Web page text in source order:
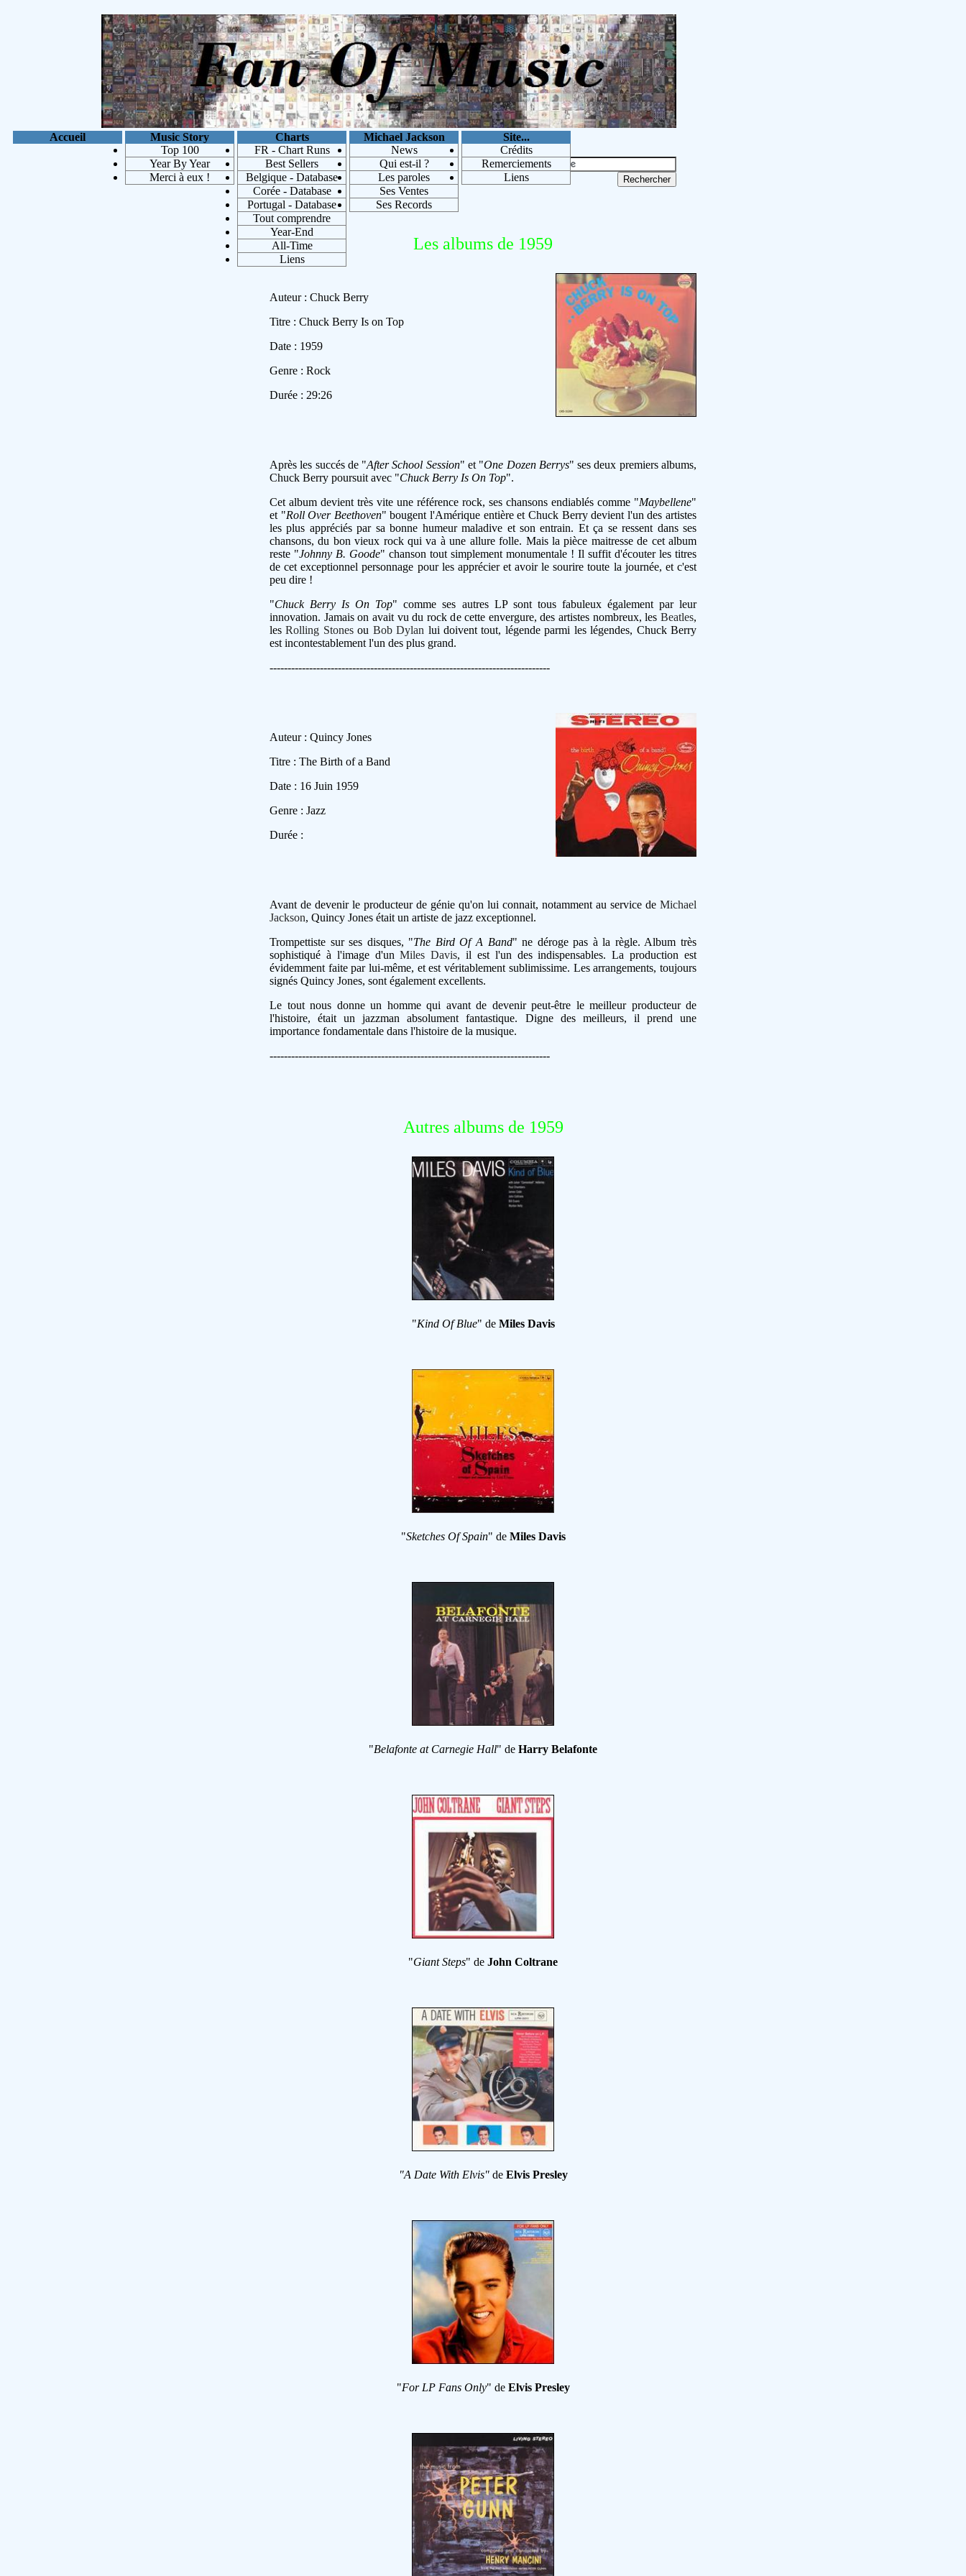
Accueil
Music Story
Top 100
Year By Year
Merci à eux !
Charts
FR - Chart Runs
Best Sellers
Belgique - Database
Corée - Database
Portugal - Database
Tout comprendre
Year-End
All-Time
Liens
Michael Jackson
News
Qui est-il ?
Les paroles
Ses Ventes
Ses Records
Site...
Crédits
Remerciements
Liens
Les albums de 1959
Auteur : Chuck Berry
Titre : Chuck Berry Is on Top
Date : 1959
Genre : Rock
Durée : 29:26
Après les succés de "After School Session" et "One Dozen Berrys" ses deux premiers albums,
Chuck Berry poursuit avec "Chuck Berry Is On Top".
Cet album devient très vite une référence rock, ses chansons endiablés comme "Maybellene"
et "Roll Over Beethoven" bougent l'Amérique entière et Chuck Berry devient l'un des artistes
les plus appréciés par sa bonne humeur maladive et son entrain. Et ça se ressent dans ses
chansons, du bon vieux rock qui va à une allure folle. Mais la pièce maitresse de cet album
reste "Johnny B. Goode" chanson tout simplement monumentale ! Il suffit d'écouter les titres
de cet exceptionnel personnage pour les apprécier et avoir le sourire toute la journée, et c'est
peu dire !
"Chuck Berry Is On Top" comme ses autres LP sont tous fabuleux également par leur
innovation. Jamais on avait vu du rock de cette envergure, des artistes nombreux, les Beatles,
lesRolling Stonesou Bob Dylan lui doivent tout, légende parmi les légendes, Chuck Berry
est incontestablement l'un des plus grand.
------------------------------------------------------------------------------
Auteur : Quincy Jones
Titre : The Birth of a Band
Date : 16 Juin 1959
Genre : Jazz
Durée :
Avant de devenir le producteur de génie qu'on lui connait, notamment au service de Michael
Jackson, Quincy Jones était un artiste de jazz exceptionnel.
Trompettiste sur ses disques, "The Bird Of A Band" ne déroge pas à la règle. Album très
sophistiqué à l'image d'unMiles Davis, il est l'un des indispensables. La production est
évidemment faite par lui-même, et est véritablement sublimissime. Les arrangements, toujours
signés Quincy Jones, sont également excellents.
Le tout nous donne un homme qui avant de devenir peut-être le meilleur producteur de
l'histoire, était un jazzman absolument fantastique. Digne des meilleurs, il prend une
importance fondamentale dans l'histoire de la musique.
------------------------------------------------------------------------------
Autres albums de 1959
"Kind Of Blue" de Miles Davis
"Sketches Of Spain" de Miles Davis
"Belafonte at Carnegie Hall" de Harry Belafonte
"Giant Steps" de John Coltrane
"A Date With Elvis" de Elvis Presley
"For LP Fans Only" de Elvis Presley